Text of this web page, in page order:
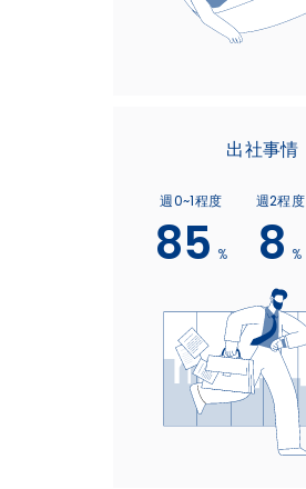
出社事情
週0~1程度
85 %
週2程度
8 %